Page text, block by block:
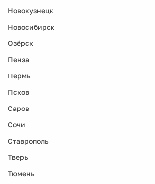
Новокузнецк
Новосибирск
Озёрск
Пенза
Пермь
Псков
Саров
Сочи
Ставрополь
Тверь
Тюмень